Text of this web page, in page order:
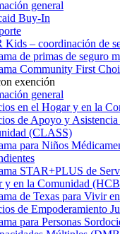
general
Buy-In
Kids – coordinación de
de primas de seguro
Community First
exención
general
en el Hogar y en la
de Apoyo y
(CLASS)
para Niños
STAR+PLUS de
y en la Comunidad
de Texas para Vivir
de Empoderamiento
para Personas